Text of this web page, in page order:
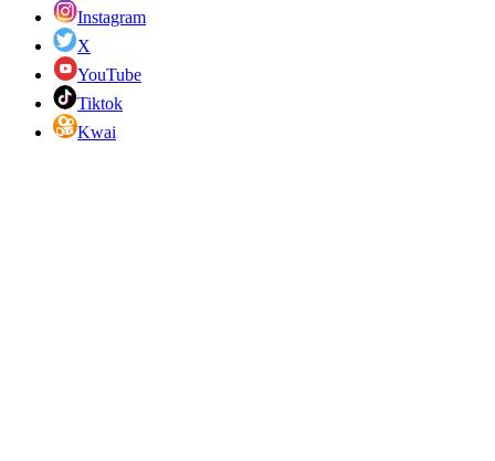
Instagram
X
YouTube
Tiktok
Kwai